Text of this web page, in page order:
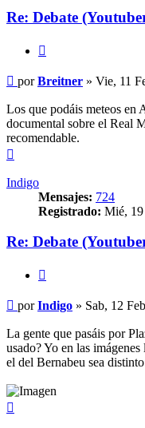
Re: Debate
Mensaje
porBreitner » Vie, 11
Los que podáis meteos en
documental sobre el Real
recomendable.
Indigo
Mensajes: 724
Registrado: Mié,
Re: Debate
Mensaje
porIndigo » Sab, 12
La gente que pasáis por
usado? Yo en las
el del Bernabeu sea distinto